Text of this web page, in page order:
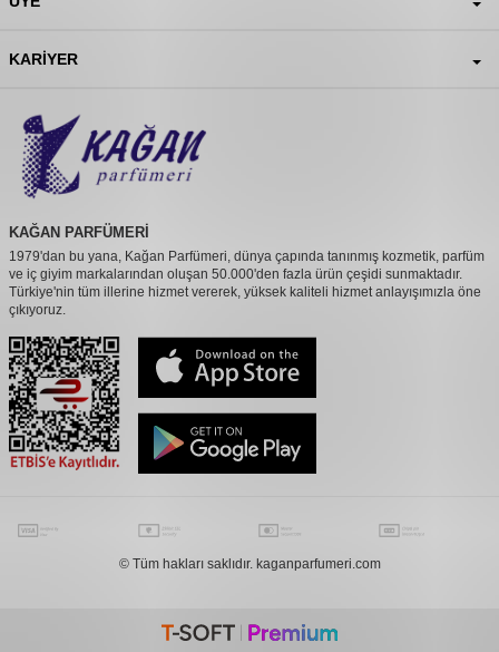
KARIYER
KAĞAN PARFÜMERİ
1979'dan bu yana, Kağan Parfümeri, dünya çapında tanınmış kozmetik, parfüm
ve iç giyim markalarından oluşan 50.000'den fazla ürün çeşidi sunmaktadır.
Türkiye'nin tüm illerine hizmet vererek, yüksek kaliteli hizmet anlayışımızla öne
çıkıyoruz.
© Tüm hakları saklıdır. kaganparfumeri.com